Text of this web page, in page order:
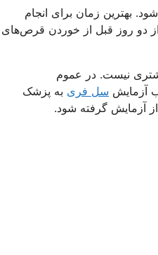
بهترین زمان برای انجام
از دو روز قبل از خوردن قرص‌های
مقدار بیشتری نیست. در عموم
سل فری به پزشک
آزمایش گرفته شود.